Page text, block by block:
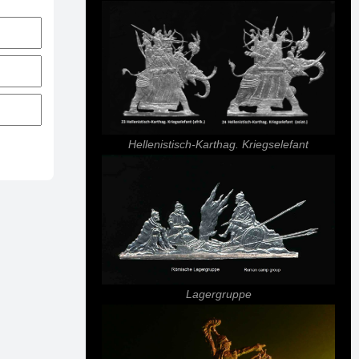
Hellenistisch-Karthag. Kriegselefant
Lagergruppe